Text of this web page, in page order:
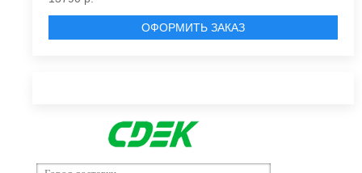
ОФОРМИТЬ ЗАКАЗ